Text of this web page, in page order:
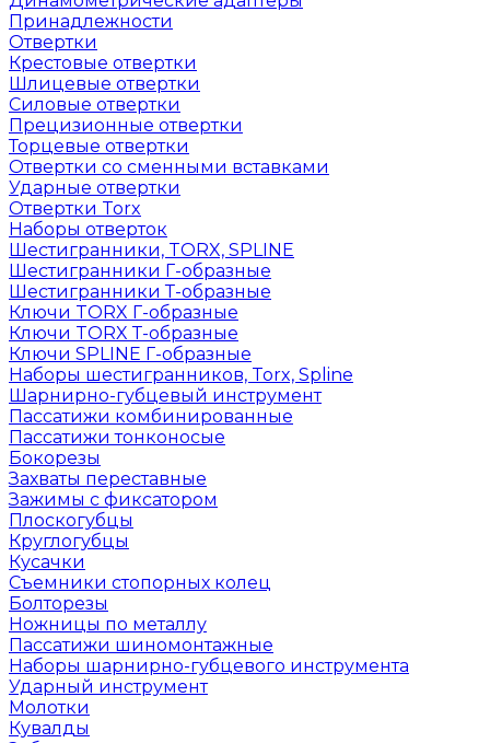
Принадлежности
Отвертки
Крестовые отвертки
Шлицевые отвертки
Силовые отвертки
Прецизионные отвертки
Торцевые отвертки
Отвертки со сменными вставками
Ударные отвертки
Отвертки Torx
Наборы отверток
Шестигранники, TORX, SPLINE
Шестигранники Г-образные
Шестигранники Т-образные
Ключи TORX Г-образные
Ключи TORX Т-образные
Ключи SPLINE Г-образные
Наборы шестигранников, Torx, Spline
Шарнирно-губцевый инструмент
Пассатижи комбинированные
Пассатижи тонконосые
Бокорезы
Захваты переставные
Зажимы с фиксатором
Плоскогубцы
Круглогубцы
Кусачки
Съемники стопорных колец
Болторезы
Ножницы по металлу
Пассатижи шиномонтажные
Наборы шарнирно-губцевого инструмента
Ударный инструмент
Молотки
Кувалды